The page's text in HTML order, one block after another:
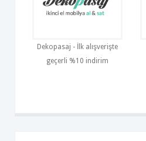
Dekopasaj - İlk alışverişte
geçerli %10 indirim